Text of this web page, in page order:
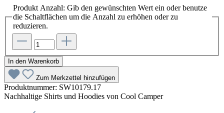
Produkt Anzahl: Gib den gewünschten Wert ein oder benutze
die Schaltflächen um die Anzahl zu erhöhen oder zu
reduzieren.
In den Warenkorb
Zum Merkzettel hinzufügen
Produktnummer: SW10179.17
Nachhaltige Shirts und Hoodies von Cool Camper